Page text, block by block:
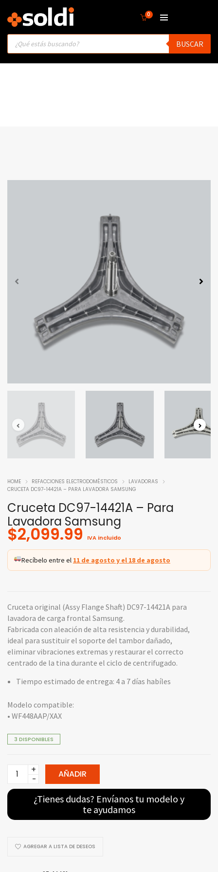
0
Products
search
BUSCAR
HOME REFACCIONES ELECTRODOMÉSTICOS
LAVADORAS
CRUCETA DC97-14421A – PARA LAVADORA SAMSUNG
Cruceta DC97-14421A – Para
Lavadora Samsung
$2,099.99 IVA incluido
Recíbelo entre el 11 de agosto y el 18 de agosto
Cruceta original (Assy Flange Shaft) DC97-14421A para
lavadora de carga frontal Samsung.
Fabricada con aleación de alta resistencia y durabilidad,
ideal para sustituir el soporte del tambor dañado,
eliminar vibraciones extremas y restaurar el correcto
centrado de la tina durante el ciclo de centrifugado.
Tiempo estimado de entrega: 4 a 7 días habíles
Modelo compatible:
• WF448AAP/XAX
3 DISPONIBLES
Cruceta
14421A
Para
Samsung
AÑADIR
¿Tienes dudas? Envíanos tu modelo y
te ayudamos
AGREGAR A LISTA DE DESEOS